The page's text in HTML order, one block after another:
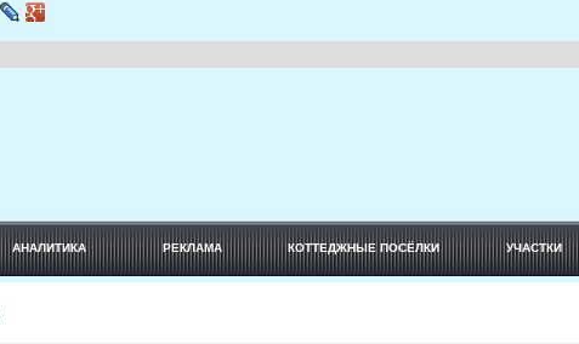
АНАЛИТИКА РЕКЛАМА КОТТЕДЖНЫЕ ПОСЁЛКИ УЧАСТКИ